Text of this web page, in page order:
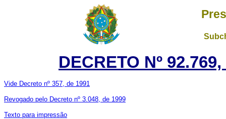
DECRETO Nº
Vide Decreto nº 357, de 1991
Revogado pelo Decreto nº 3.048, de 1999
Texto para impressão